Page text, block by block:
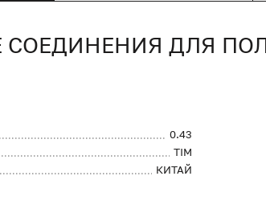
СОЕДИНЕНИЯ ДЛЯ
0.43
TIM
КИТАЙ